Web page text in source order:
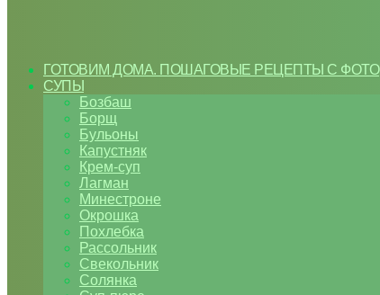
ГОТОВИМ ДОМА. ПОШАГОВЫЕ РЕЦЕПТЫ С ФОТО
СУПЫ
Бозбаш
Борщ
Бульоны
Капустняк
Крем-суп
Лагман
Минестроне
Окрошка
Похлебка
Рассольник
Свекольник
Солянка